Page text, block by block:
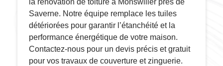
la rénovation de toiture à Monswiller près de
Saverne. Notre équipe remplace les tuiles
détériorées pour garantir l’étanchéité et la
performance énergétique de votre maison.
Contactez-nous pour un devis précis et gratuit
pour vos travaux de couverture et zinguerie.